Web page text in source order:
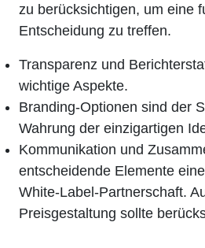
zu berücksichtigen, um eine
Entscheidung zu treffen.
Transparenz und
wichtige Aspekte.
Branding-Optionen sind der
Wahrung der einzigartigen
Kommunikation und
entscheidende Elemente
White-Label-Partnerschaft.
Preisgestaltung sollte